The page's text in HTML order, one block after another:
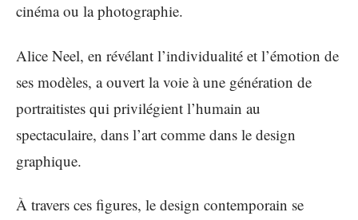
cinéma ou la photographie.
Alice Neel, en révélant l’individualité et l’émotion de
ses modèles, a ouvert la voie à une génération de
portraitistes qui privilégient l’humain au
spectaculaire, dans l’art comme dans le design
graphique.
À travers ces figures, le design contemporain se